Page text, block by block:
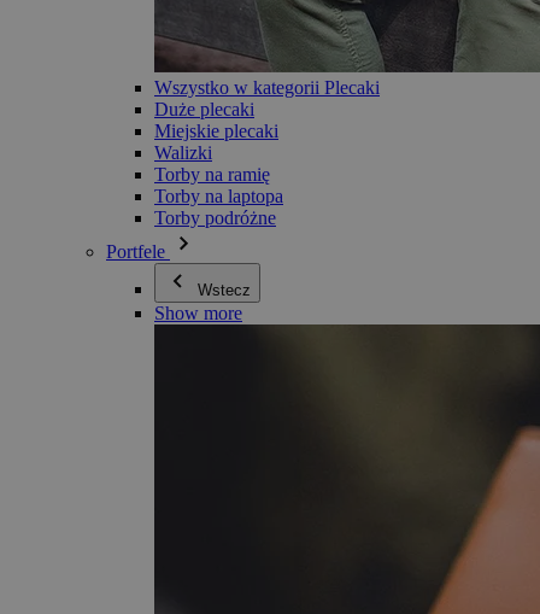
Wszystko w kategorii Plecaki
Duże plecaki
Miejskie plecaki
Walizki
Torby na ramię
Torby na laptopa
Torby podróżne
Portfele
Wstecz
Show more